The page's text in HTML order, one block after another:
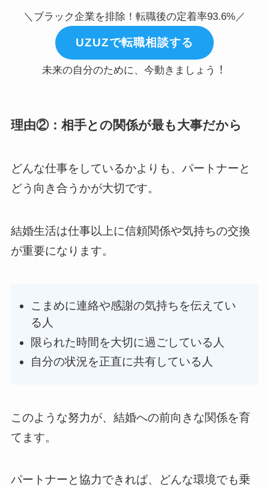
＼ブラック企業を排除！転職後の定着率93.6%／
UZUZで転職相談する
未来の自分のために、今動きましょう ！
理由②：相手との関係が最も大事だから
どんな仕事をしているかよりも、パートナーと
どう向き合うかが大切です。
結婚生活は仕事以上に信頼関係や気持ちの交換
が重要になります。
こまめに連絡や感謝の気持ちを伝えてい
る人
限られた時間を大切に過ごしている人
自分の状況を正直に共有している人
このような努力が、結婚への前向きな関係を育
てます。
パートナーと協力できれば、どんな環境でも乗